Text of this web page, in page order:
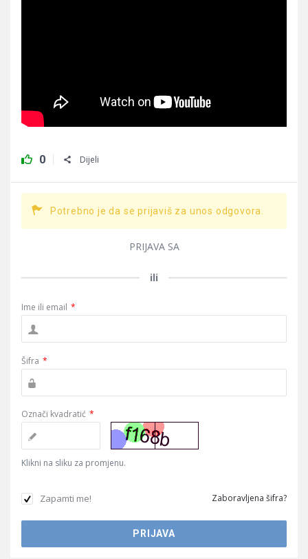
0 Dijeli
Potrebno je da se prijaviš za unos odgovora.
PRIJAVA SA
ili
Ime ili email *
Šifra *
Označi kvadratić *
Klikni na sliku za promjenu.
Zapamti me! Zaboravljena šifra?